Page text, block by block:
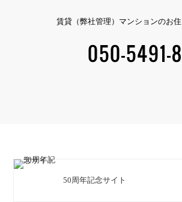
賃貸（弊社管理）マンションのお
050-5491-
50周年記念サイト